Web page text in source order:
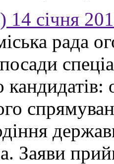
січня
рада
Заяви